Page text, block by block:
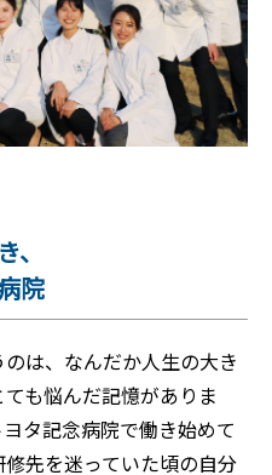
院
は、なんだか人生の大き
も悩んだ記憶がありま
タ記念病院で働き始めて
先を迷っていた頃の自分